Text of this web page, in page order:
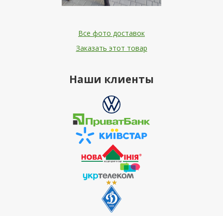
Все фото доставок
Заказать этот товар
Наши клиенты